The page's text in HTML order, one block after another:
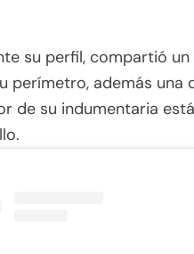
su perfil, compartió
perímetro, además una
de su indumentaria